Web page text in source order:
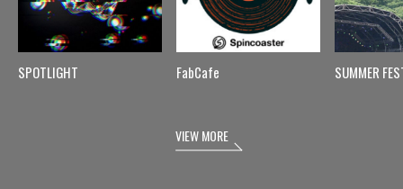
SPOTLIGHT FabCafe SUMMER
VIEW MORE